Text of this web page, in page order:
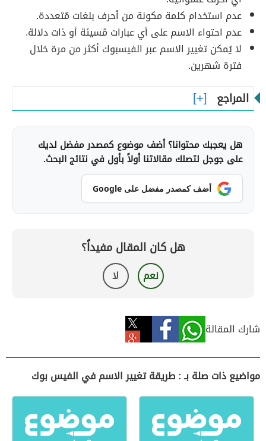
عدم استخدام كلمة مكونة من أحرف بلغات مُتعددة.
عدم احتواء الاسم على أي عبارات مُسيئة أو ذات دلالة.
لا يُمكن تغيير الاسم عبر الفيسبوك أكثر من مرة خلال
فترة شهرين.
المراجع
هل يعجبك محتوانا؟ أضف موضوع كمصدر مفضل لديك
على جوجل لتصلك مقالاتنا أولاً بأول في نتائج البحث.
أضف كمصدر مفضل على Google
هل كان المقال مفيداً؟
نعم لا
شارك المقالة
مواضيع ذات صلة بـ : طريقة تغيير الاسم في الفيس بوك